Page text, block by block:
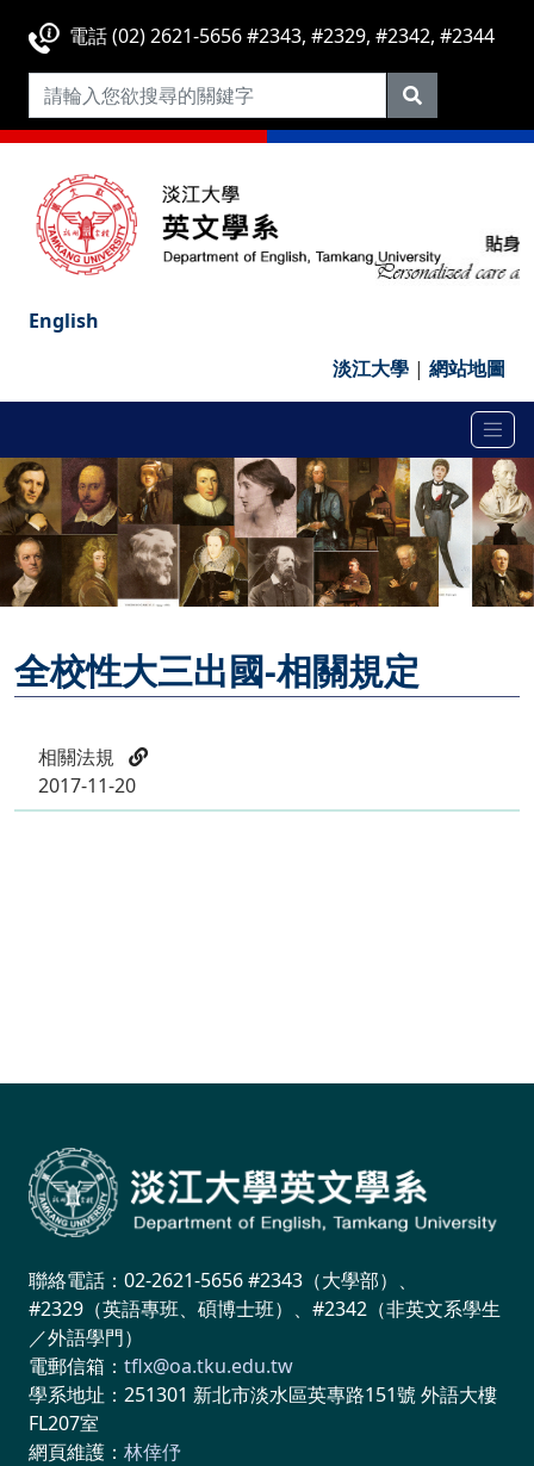
電話 (02) 2621-5656 #2343, #2329, #2342, #2344
English
淡江大學 | 網站地圖
全校性大三出國-相關規定
相關法規
2017-11-20
聯絡電話：02-2621-5656 #2343（大學部）、
#2329（英語專班、碩博士班）、#2342（非英文系學生
／外語學門）
電郵信箱： tflx@oa.tku.edu.tw
學系地址：251301 新北市淡水區英專路151號 外語大樓
FL207室
網頁維護： 林倖伃